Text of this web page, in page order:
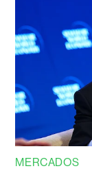
MERCADOS